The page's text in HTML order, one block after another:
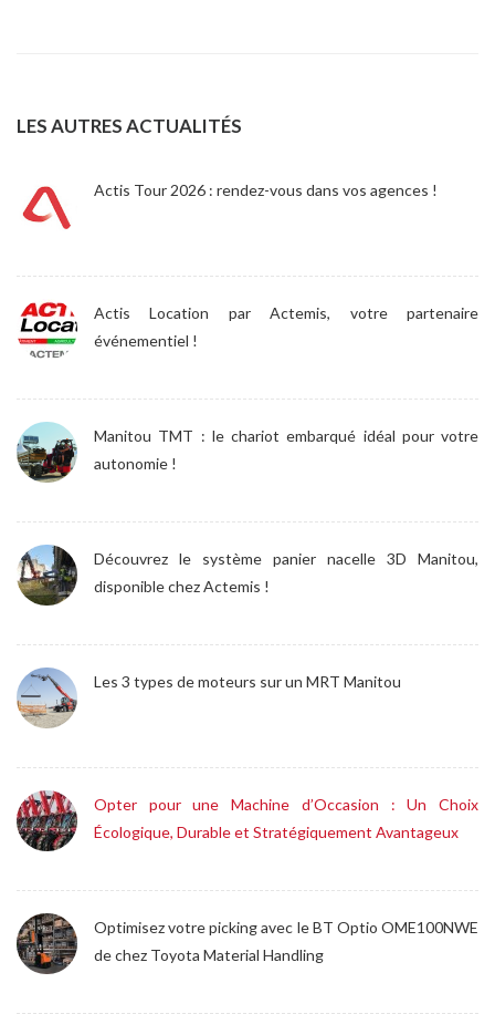
LES AUTRES ACTUALITÉS
Actis Tour 2026 : rendez-vous dans vos agences !
Actis Location par Actemis, votre partenaire
événementiel !
Manitou TMT : le chariot embarqué idéal pour votre
autonomie !
Découvrez le système panier nacelle 3D Manitou,
disponible chez Actemis !
Les 3 types de moteurs sur un MRT Manitou
Opter pour une Machine d’Occasion : Un Choix
Écologique, Durable et Stratégiquement Avantageux
Optimisez votre picking avec le BT Optio OME100NWE
de chez Toyota Material Handling